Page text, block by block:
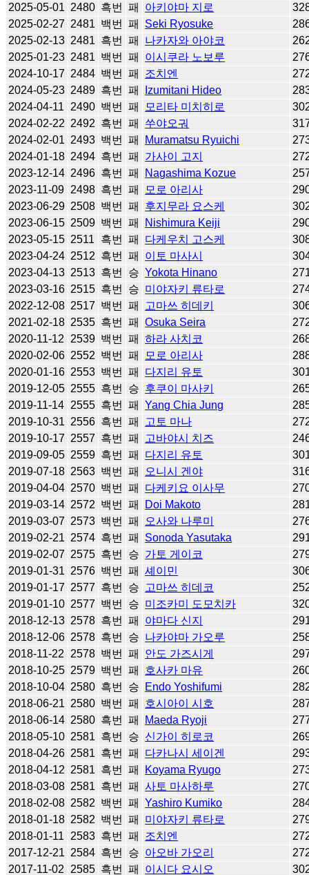
2025-05-01 2480 흑번 패 아키야마 지로
2025-02-27 2481 백번 패 Seki Ryosuke
2025-02-13 2481 흑번 패 나카자와 아야코
2025-01-23 2481 백번 패 이시쿠라 노보루
2024-10-17 2484 백번 패 조치엔
2024-05-23 2489 흑번 패 Izumitani Hideo
2024-04-11
2490 백번 패 모리타 미치히로
2024-02-22 2492 흑번 패 쑤야오궈
2024-02-01 2493 백번 패 Muramatsu Ryuichi
2024-01-18 2494 흑번 패 가사이 고지
2023-12-14 2496 흑번 패 Nagashima Kozue
2023-11-09 2498 흑번 패 모로 아리사
2023-06-29 2508 백번 패 후지무라 요스케
2023-06-15 2509 백번 패 Nishimura Keiji
2023-05-15 2511 흑번 패 다케우치 고스케
2023-04-24 2512 흑번 패 이토 마사시
2023-04-13 2513 흑번 승 Yokota Hinano
2023-03-16 2515 흑번 승 미야자키 류타로
2022-12-08 2517 백번 패 고마쓰 히데키
2021-02-18 2535 흑번 패 Osuka Seira
2020-11-12
2539 백번 패 하라 사치코
2020-02-06 2552 백번 패 모로 아리사
2020-01-16 2553 백번 패 다지리 유토
2019-12-05 2555 흑번 승 후쿠이 마사키
2019-11-14 2555 흑번 패 Yang Chia Jung
2019-10-31 2556 흑번 패 고토 마나
2019-10-17 2557 흑번 패 고바야시 치즈
2019-09-05 2559 흑번 패 다지리 유토
2019-07-18 2563 백번 패 오니시 겐야
2019-04-04 2570 백번 패 다케키요 이사무
2019-03-14 2572 백번 패 Doi Makoto
2019-03-07 2573 백번 패 오사와 나루미
2019-02-21 2574 흑번 패 Sonoda Yasutaka
2019-02-07 2575 흑번 승 가토 게이코
2019-01-31 2576 백번 패 셰이민
2019-01-17 2577 흑번 승 고마쓰 히데코
2019-01-10 2577 백번 승 미조카미 도모치카
2018-12-13 2578 흑번 패 야마다 신지
2018-12-06 2578 흑번 승 나카야마 가오루
2018-11-22
2578 백번 패 안도 가즈시게
2018-10-25 2579 백번 패 호사카 마유
2018-10-04 2580 흑번 승 Endo Yoshifumi
2018-06-21 2580 백번 패 호시아이 시호
2018-06-14 2580 흑번 패 Maeda Ryoji
2018-05-10 2581 흑번 승 신가이 히로코
2018-04-26 2581 흑번 패 다카나시 세이겐
2018-04-12 2581 흑번 패 Koyama Ryugo
2018-03-08 2581 흑번 패 사토 마사하루
2018-02-08 2582 백번 패 Yashiro Kumiko
2018-01-18 2582 백번 패 미야자키 류타로
2018-01-11
2583 흑번 패 조치엔
2017-12-21 2584 흑번 승 아오바 가오리
2017-11-02
2585 흑번 패 이시다 요시오